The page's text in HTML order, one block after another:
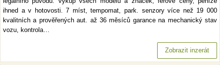
ihned a v hotovosti. 7 míst, tempomat, park. senzory více než 19 000
kvalitních a prověřených aut. až 36 měsíců garance na mechanický stav
vozu, kontrola…
Zobrazit inzerát